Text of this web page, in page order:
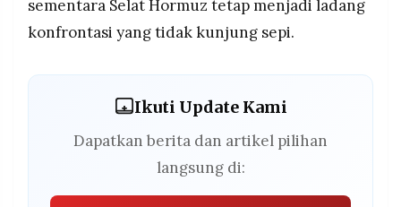
sementara Selat Hormuz tetap menjadi ladang
konfrontasi yang tidak kunjung sepi.
Ikuti Update Kami
Dapatkan berita dan artikel pilihan
langsung di: